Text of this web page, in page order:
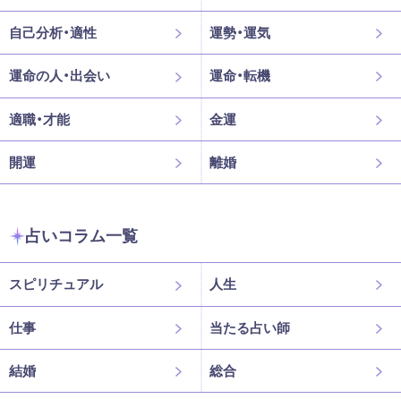
自己分析・適性 運勢・運気
運命の人・出会い 運命・転機
適職・才能 金運
開運 離婚
占いコラム一覧
スピリチュアル 人生
仕事 当たる占い師
結婚 総合